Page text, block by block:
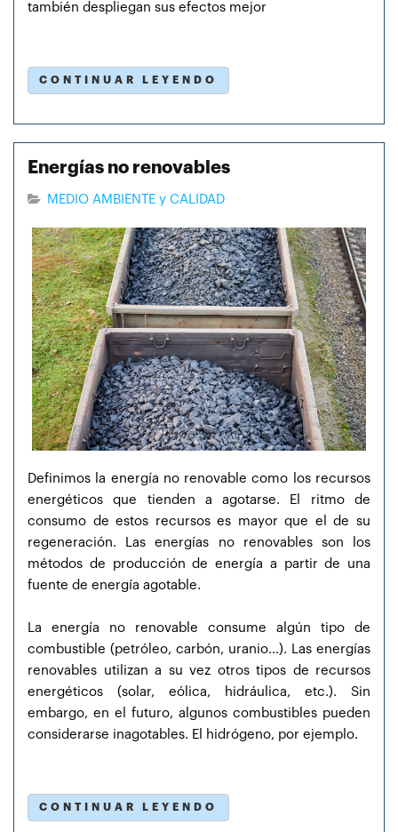
también despliegan sus efectos mejor
CONTINUAR LEYENDO
Energías no renovables
MEDIO AMBIENTE y CALIDAD
Definimos la energía no renovable como los recursos
energéticos que tienden a agotarse. El ritmo de
consumo de estos recursos es mayor que el de su
regeneración. Las energías no renovables son los
métodos de producción de energía a partir de una
fuente de energía agotable.
La energía no renovable consume algún tipo de
combustible (petróleo, carbón, uranio...). Las energías
renovables utilizan a su vez otros tipos de recursos
energéticos (solar, eólica, hidráulica, etc.). Sin
embargo, en el futuro, algunos combustibles pueden
considerarse inagotables. El hidrógeno, por ejemplo.
CONTINUAR LEYENDO